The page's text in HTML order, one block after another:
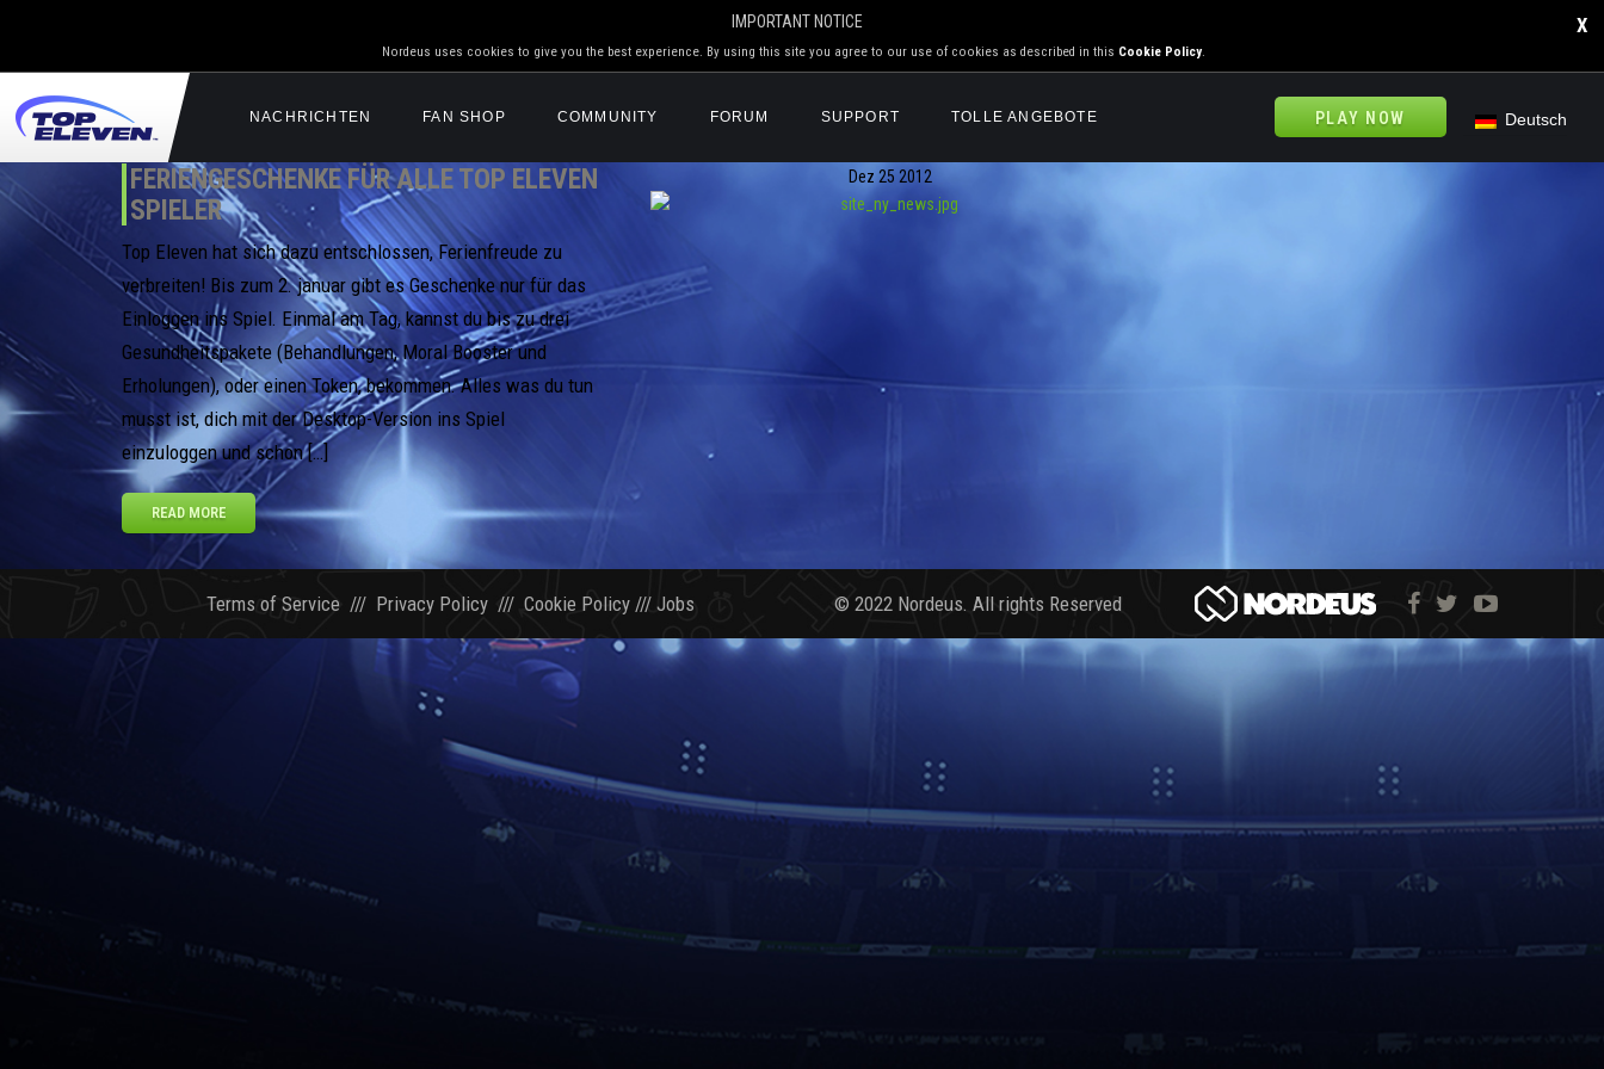
X
IMPORTANT NOTICE
Nordeus uses cookies to give you the best experience. By using this site you agree to our use of cookies as described in this Cookie Policy.
PLAY NOW Deutsch
NACHRICHTEN FAN SHOP COMMUNITY FORUM SUPPORT TOLLE ANGEBOTE
FERIENGESCHENKE FÜR ALLE TOP ELEVEN
SPIELER
Top Eleven hat sich dazu entschlossen, Ferienfreude zu
verbreiten! Bis zum 2. januar gibt es Geschenke nur für das
Einloggen ins Spiel. Einmal am Tag, kannst du bis zu drei
Gesundheitspakete (Behandlungen, Moral Booster und
Erholungen), oder einen Token, bekommen. Alles was du tun
musst ist, dich mit der Desktop-Version ins Spiel
einzuloggen und schon […]
READ MORE
Dez 25 2012
Terms of Service/// Privacy Policy/// Cookie Policy/// Jobs © 2022 Nordeus. All rights Reserved